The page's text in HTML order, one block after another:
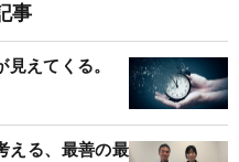
事
えてくる。
える、最善の最